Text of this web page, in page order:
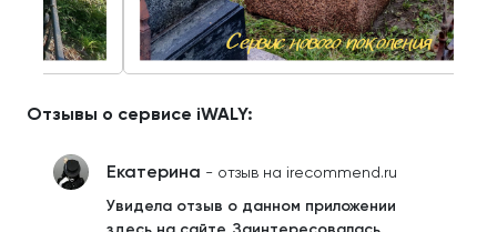
Отзывы о сервисе iWALY:
Екатерина - отзыв на irecommend.ru
Увидела отзыв о данном приложении